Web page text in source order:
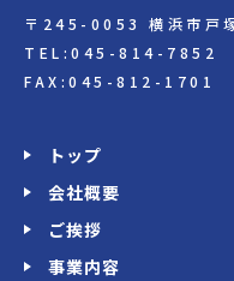
〒245-0053 横浜市戸
TEL:045-814-7852
FAX:045-812-1701
トップ
会社概要
ご挨拶
事業内容